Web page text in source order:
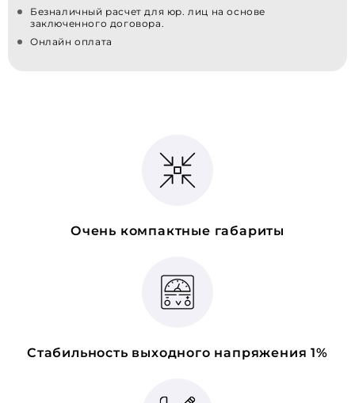
Безналичный расчет для юр. лиц на основе
заключенного договора.
Онлайн оплата
Очень компактные габариты
Стабильность выходного напряжения 1%